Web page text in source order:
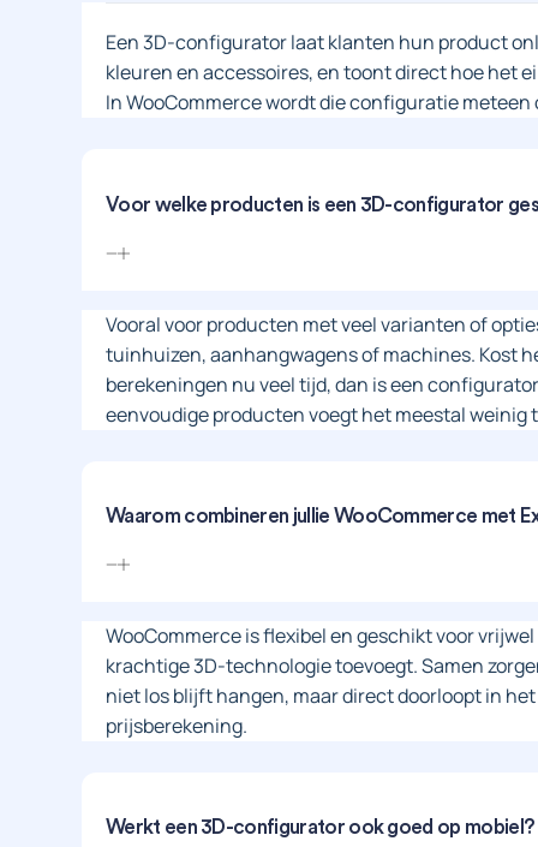
Een 3D-configurator laat klanten hun product
kleuren en accessoires, en toont direct hoe het
In WooCommerce wordt die configuratie
Voor welke producten is een 3D-configurator
Vooral voor producten met veel varianten of
tuinhuizen, aanhangwagens of machines. Kost
berekeningen nu veel tijd, dan is een
eenvoudige producten voegt het meestal weinig
Waarom combineren jullie WooCommerce met
WooCommerce is flexibel en geschikt voor
krachtige 3D-technologie toevoegt. Samen
niet los blijft hangen, maar direct doorloopt in
prijsberekening.
Werkt een 3D-configurator ook goed op mobiel?